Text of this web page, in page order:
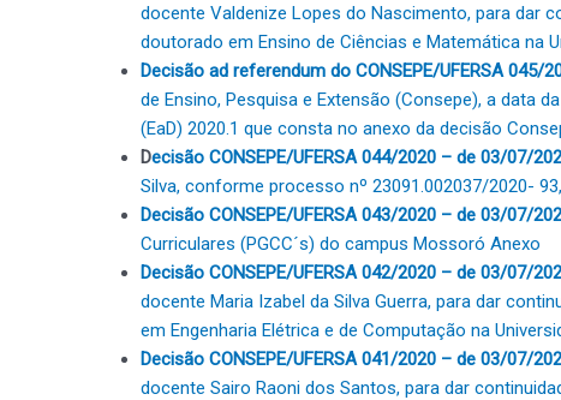
docente Valdenize Lopes do Nascimento, para dar
doutorado em Ensino de Ciências e Matemática na
Decisão ad referendum do CONSEPE/UFERSA 045/
de Ensino, Pesquisa e Extensão (Consepe), a data
(EaD) 2020.1 que consta no anexo da decisão
Decisão CONSEPE/UFERSA 044/2020 – de 03/07/
Silva, conforme processo nº 23091.002037/2020-
Decisão CONSEPE/UFERSA 043/2020 – de 03/07/
Curriculares (PGCC´s) do campus Mossoró Anexo
Decisão CONSEPE/UFERSA 042/2020 – de 03/07/
docente Maria Izabel da Silva Guerra, para dar
em Engenharia Elétrica e de Computação na
Decisão CONSEPE/UFERSA 041/2020 – de 03/07/
docente Sairo Raoni dos Santos, para dar